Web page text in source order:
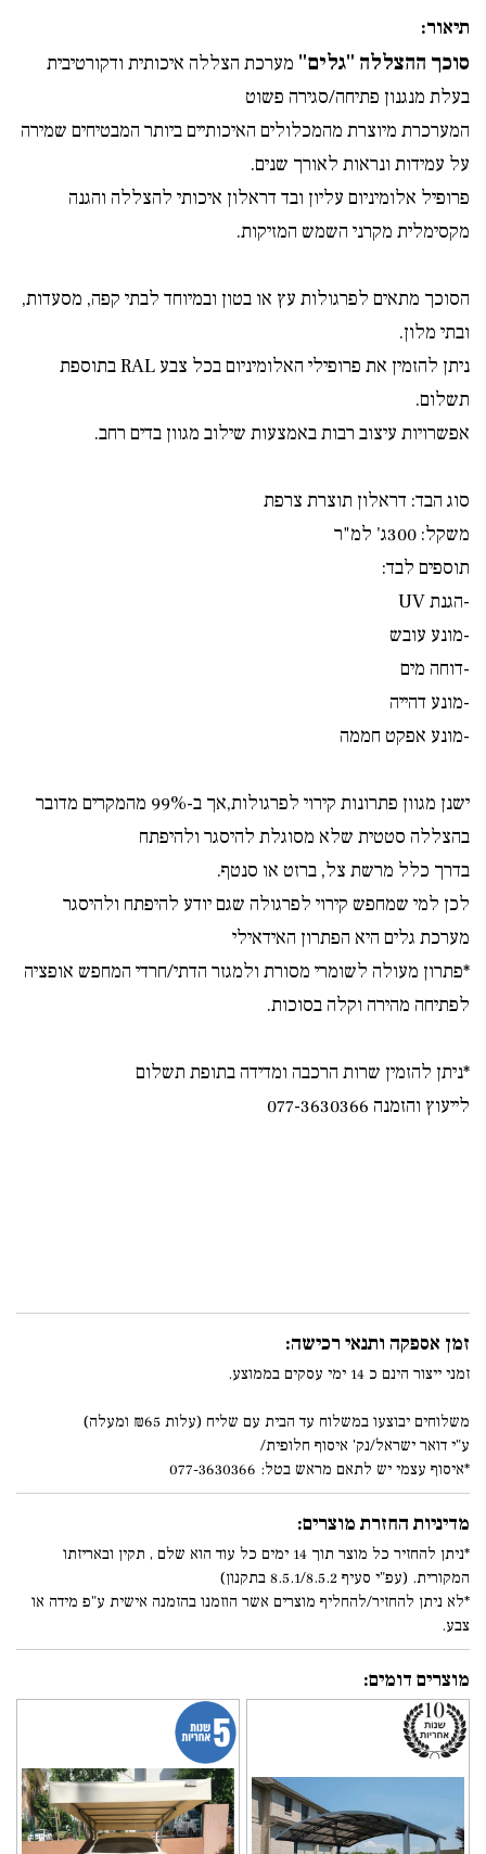
תיאור:
סוכך ההצללה "גלים" מערכת הצללה איכותית ודקורטיבית
בעלת מנגנון פתיחה/סגירה פשוט
המערכרת מיוצרת מהמכלולים האיכותיים ביותר המבטיחים שמירה
על עמידות ונראות לאורך שנים.
פרופיל אלומיניום עליון ובד דראלון איכותי להצללה והגנה
מקסימלית מקרני השמש המזיקות.
הסוכך מתאים לפרגולות עץ או בטון ובמיוחד לבתי קפה, מסעדות,
ובתי מלון.
ניתן להזמין את פרופילי האלומיניום בכל צבע RAL בתוספת
תשלום.
אפשרויות עיצוב רבות באמצעות שילוב מגוון בדים רחב.
סוג הבד: דראלון תוצרת צרפת
משקל: 300ג' למ"ר
תוספים לבד:
-הגנת UV
-מונע עובש
-דוחה מים
-מונע דהייה
-מונע אפקט חממה
ישנן מגוון פתרונות קירוי לפרגולות,אך ב-99% מהמקרים מדובר
בהצללה סטטית שלא מסוגלת להיסגר ולהיפתח
בדרך כלל מרשת צל, ברזט או סנטף.
לכן למי שמחפש קירוי לפרגולה שגם יודע להיפתח ולהיסגר
מערכת גלים היא הפתרון האידאילי
*פתרון מעולה לשומרי מסורת ולמגזר הדתי/חרדי המחפש אופציה
לפתיחה מהירה וקלה בסוכות.
*ניתן להזמין שרות הרכבה ומדידה בתופת תשלום
לייעוץ והזמנה ​077-3630366
זמן אספקה ותנאי רכישה:
זמני ייצור הינם כ 14 ימי עסקים בממוצע.
משלוחים יבוצעו במשלוח עד הבית עם שליח (עלות ₪65 ומעלה)
ע"י דואר ישראל/נק' איסוף חלופית/
*איסוף עצמי יש לתאם מראש בטל: 077-3630366
מדיניות החזרת מוצרים:
*ניתן להחזיר כל מוצר תוך 14 ימים כל עוד הוא שלם , תקין ובאריזתו
המקורית. (עפ"י סעיף 8.5.1/8.5.2 בתקנון)
*לא ניתן להחזיר/להחליף מוצרים אשר הוזמנו בהזמנה אישית ע"פ מידה או
צבע.
מוצרים דומים: